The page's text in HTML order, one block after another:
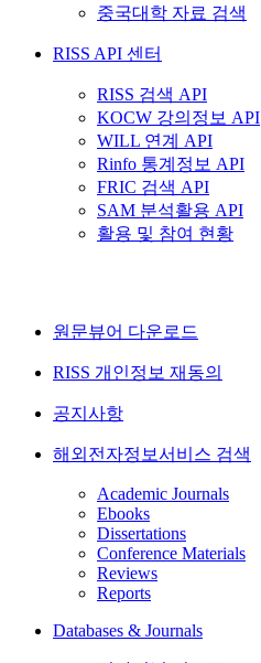
중국대학 자료 검색
RISS API 센터
RISS 검색 API
KOCW 강의정보 API
WILL 연계 API
Rinfo 통계정보 API
FRIC 검색 API
SAM 분석활용 API
활용 및 참여 현황
원문뷰어 다운로드
RISS 개인정보 재동의
공지사항
해외전자정보서비스 검색
Academic Journals
Ebooks
Dissertations
Conference Materials
Reviews
Reports
Databases & Journals